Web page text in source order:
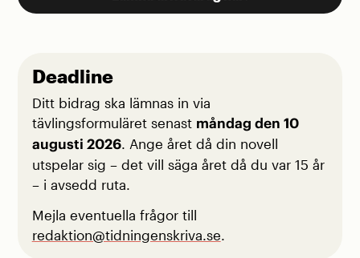
Deadline
Ditt bidrag ska lämnas in via
tävlingsformuläret senast måndag den 10
augusti 2026. Ange året då din novell
utspelar sig – det vill säga året då du var 15 år
– i avsedd ruta.
Mejla eventuella frågor till
redaktion@tidningenskriva.se.